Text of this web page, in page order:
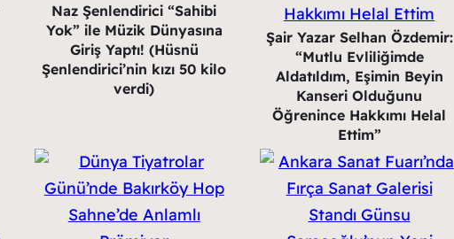
Naz Şenlendirici “Sahibi
Yok” ile Müzik Dünyasına
Giriş Yaptı! (Hüsnü
Şenlendirici’nin kızı 50 kilo
verdi)
Şair Yazar Selhan Özdemir:
“Mutlu Evliliğimde
Aldatıldım, Eşimin Beyin
Kanseri Olduğunu
Öğrenince Hakkımı Helal
Ettim”